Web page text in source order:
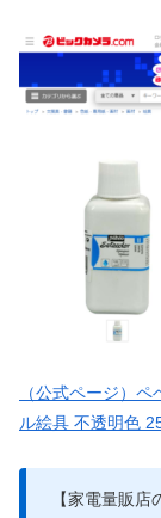
（公式ページ）
ル絵具 不透明色
【家電量販店